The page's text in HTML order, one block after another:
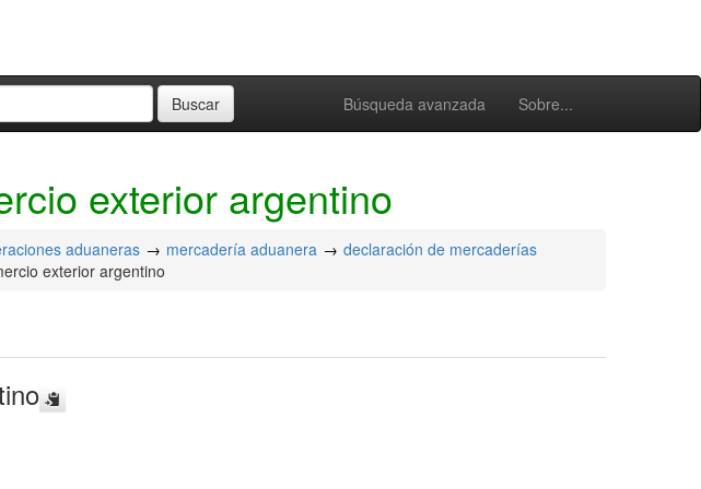
Búsqueda avanzada Sobre...
exterior argentino
aduaneras mercadería aduanera
declaración de mercaderías
exterior argentino